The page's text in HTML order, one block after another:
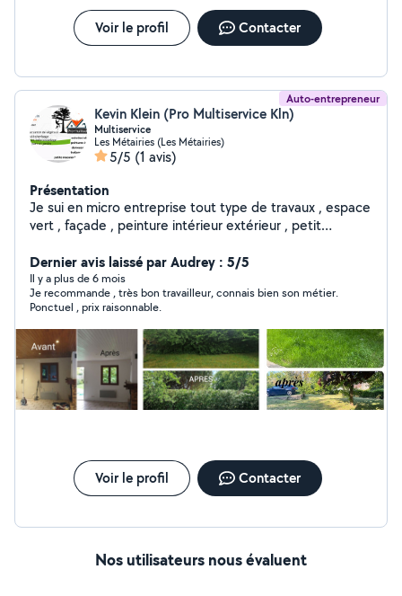
Voir le profil Contacter
Auto-entrepreneur
Kevin Klein (Pro Multiservice Kln)
Multiservice
Les Métairies (Les Métairies)
5/5 (1 avis)
Présentation
Je sui en micro entreprise tout type de travaux , espace
vert , façade , peinture intérieur extérieur , petit
Dernier avis laissé par Audrey : 5/5
Il y a plus de 6 mois
Je recommande , très bon travailleur, connais bien son métier.
Ponctuel , prix raisonnable.
Voir le profil Contacter
Nos utilisateurs nous évaluent